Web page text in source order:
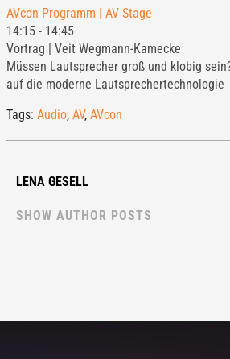
AVcon Programm | AV Stage
14:15- 14:45
Vortrag | Veit Wegmann-Kamecke
Müssen Lautsprecher groß und klobig
auf die moderne Lautsprechertechnologie
Tags: Audio, AV, AVcon
LENA GESELL
SHOW AUTHOR POSTS